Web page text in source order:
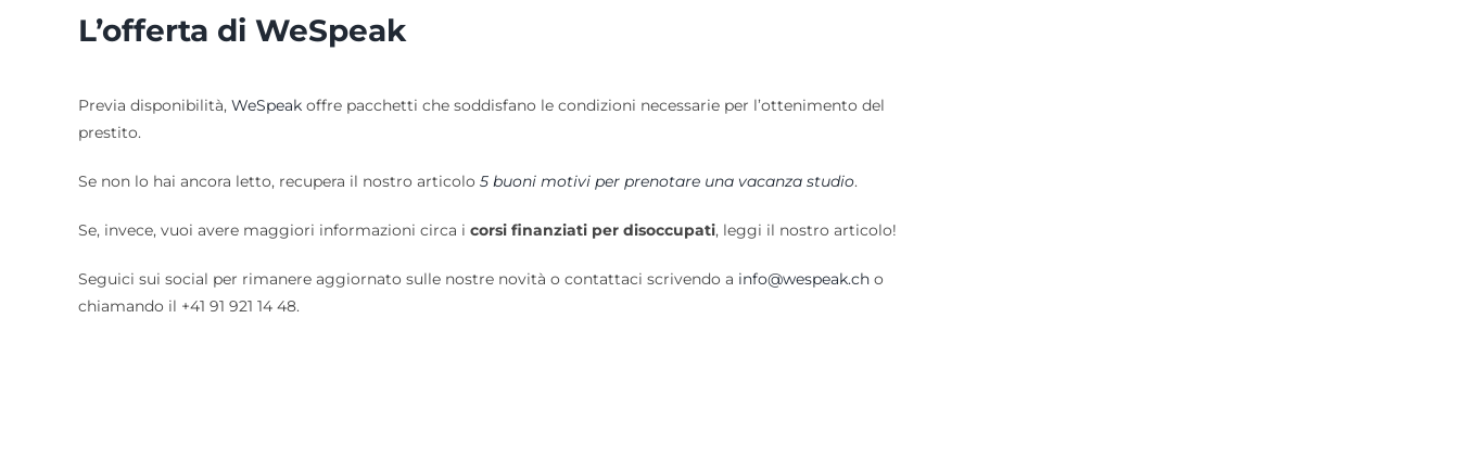
L’offerta di WeSpeak
Previa disponibilità, WeSpeakoffre pacchetti che soddisfano le condizioni necessarie per l’ottenimento del
prestito.
Se non lo hai ancora letto, recupera il nostro articolo 5 buoni motivi per prenotare una vacanza studio.
Se, invece, vuoi avere maggiori informazioni circa i corsi finanziati per disoccupati, leggi il nostro articolo!
Seguici sui social per rimanere aggiornato sulle nostre novità o contattaci scrivendo a info@wespeak.cho
chiamando il +41 91 921 14 48.